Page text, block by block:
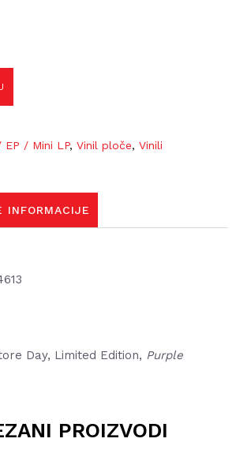
EP / Mini LP, Vinil ploče, Vinili
INFORMACIJE
Day, Limited Edition, Purple
PROIZVODI